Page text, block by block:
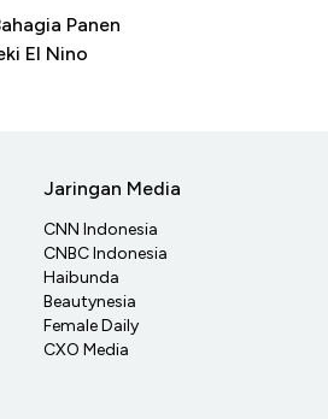
Panen
El Nino
Jaringan Media
CNN Indonesia
CNBC Indonesia
Haibunda
Beautynesia
Female Daily
CXO Media